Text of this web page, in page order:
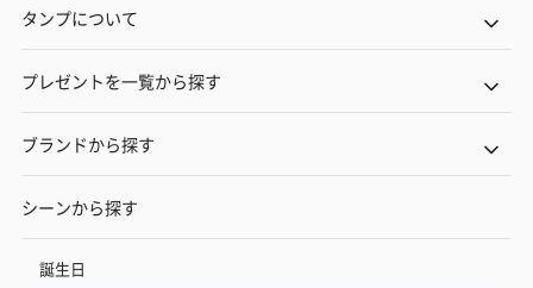
タンプについて
プレゼントを一覧から探す
ブランドから探す
シーンから探す
誕生日